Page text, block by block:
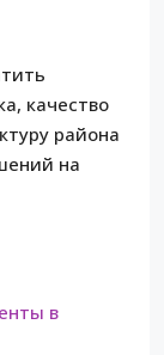
качество
района
на
в